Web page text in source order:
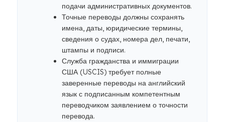
подачи административных документов.
Точные переводы должны сохранять
имена, даты, юридические термины,
сведения о судах, номера дел, печати,
штампы и подписи.
Служба гражданства и иммиграции
США (USCIS) требует полные
заверенные переводы на английский
язык с подписанным компетентным
переводчиком заявлением о точности
перевода.